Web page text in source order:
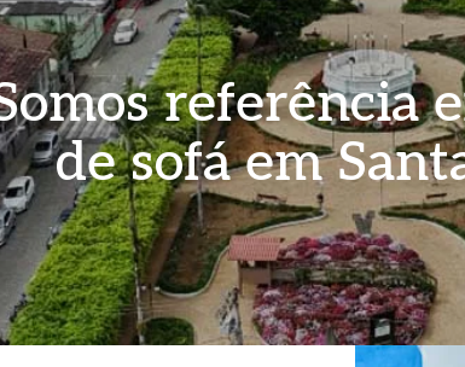
referência
de sofá em